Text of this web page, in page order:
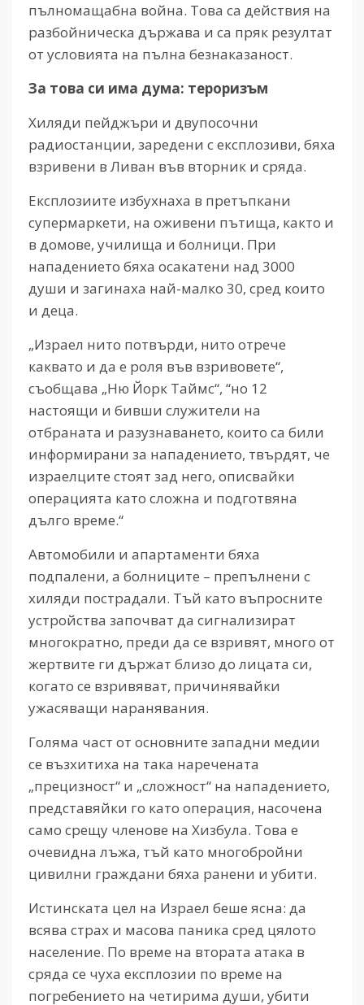
пълномащабна война. Това са действия на
разбойническа държава и са пряк резултат
от условията на пълна безнаказаност.
За това си има дума: тероризъм
Хиляди пейджъри и двупосочни
радиостанции, заредени с експлозиви, бяха
взривени в Ливан във вторник и сряда.
Експлозиите избухнаха в претъпкани
супермаркети, на оживени пътища, както и
в домове, училища и болници. При
нападението бяха осакатени над 3000
души и загинаха най-малко 30, сред които
и деца.
„Израел нито потвърди, нито отрече
каквато и да е роля във взривовете“,
съобщава „Ню Йорк Таймс“, “но 12
настоящи и бивши служители на
отбраната и разузнаването, които са били
информирани за нападението, твърдят, че
израелците стоят зад него, описвайки
операцията като сложна и подготвяна
дълго време.“
Автомобили и апартаменти бяха
подпалени, а болниците – препълнени с
хиляди пострадали. Тъй като въпросните
устройства започват да сигнализират
многократно, преди да се взривят, много от
жертвите ги държат близо до лицата си,
когато се взривяват, причинявайки
ужасяващи наранявания.
Голяма част от основните западни медии
се възхитиха на така наречената
„прецизност“ и „сложност“ на нападението,
представяйки го като операция, насочена
само срещу членове на Хизбула. Това е
очевидна лъжа, тъй като многобройни
цивилни граждани бяха ранени и убити.
Истинската цел на Израел беше ясна: да
всява страх и масова паника сред цялото
население. По време на втората атака в
сряда се чуха експлозии по време на
погребението на четирима души, убити